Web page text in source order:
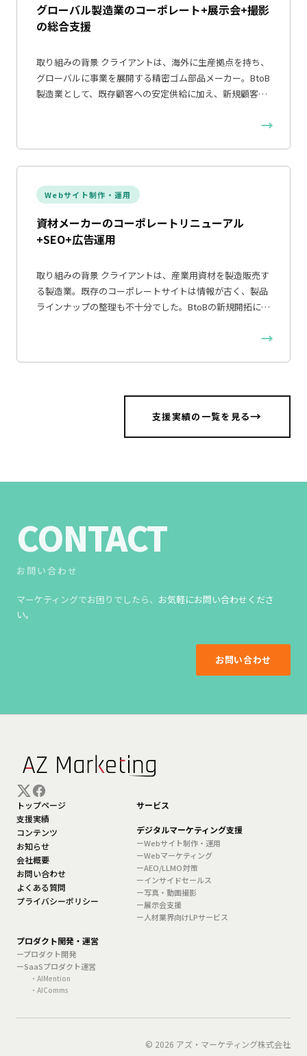
グローバル製造業のコーポレート+展示会+撮影
の総合支援
取り組みの背景 クライアントは、海外に生産拠点を持ち、
グローバルに事業を展開する精密ゴム部品メーカー。BtoB
製造業として、既存顧客への安定供給に加え、新規顧客…
→
Webサイト制作・運用
資材メーカーのコーポレートリニューアル
+SEO+広告運用
取り組みの背景 クライアントは、産業用資材を製造販売す
る製造業。既存のコーポレートサイトは情報が古く、製品
ラインナップの整理も不十分でした。BtoBの新規開拓に…
→
支援実績の一覧を見る
CONTACT
お問い合わせ
マーケティングでお困りでしたら、 お気軽にお問い合わせくださ
い。
お問い合わせ
トップページ
支援実績
コンテンツ
お知らせ
会社概要
お問い合わせ
よくある質問
プライバシーポリシー
サービス
デジタルマーケティング支援
ーWebサイト制作・運用
ーWebマーケティング
ーAEO/LLMO対策
ーインサイドセールス
ー写真・動画撮影
ー展示会支援
ー人材業界向けLPサービス
プロダクト開発・運営
ープロダクト開発
ーSaaSプロダクト運営
・AIMention
・AIComms
© 2026 アズ・マーケティング株式会社